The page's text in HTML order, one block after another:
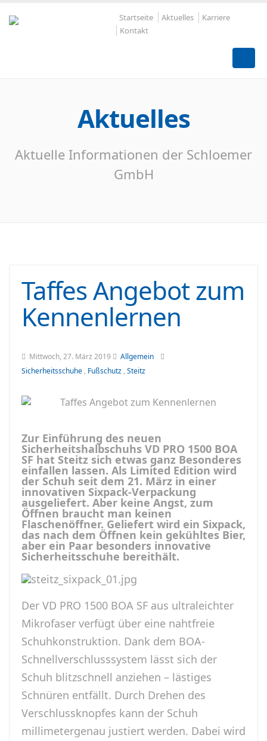
Startseite Aktuelles
Karriere
Kontakt
Aktuelles
Aktuelle Informationen der Schloemer
GmbH
Taffes Angebot zum
Kennenlernen
Mittwoch, 27. März 2019
Allgemein
Sicherheitsschuhe , Fußschutz , Steitz
Zur Einführung des neuen
Sicherheitshalbschuhs VD PRO 1500 BOA
SF hat Steitz sich etwas ganz Besonderes
einfallen lassen. Als Limited Edition wird
der Schuh seit dem 21. März in einer
innovativen Sixpack-Verpackung
ausgeliefert. Aber keine Angst, zum
Öffnen braucht man keinen
Flaschenöffner. Geliefert wird ein Sixpack,
das nach dem Öffnen kein gekühltes Bier,
aber ein Paar besonders innovative
Sicherheitsschuhe bereithält.
Der VD PRO 1500 BOA SF aus ultraleichter
Mikrofaser verfügt über eine nahtfreie
Schuhkonstruktion. Dank dem BOA-
Schnellverschlusssystem lässt sich der
Schuh blitzschnell anziehen – lästiges
Schnüren entfällt. Durch Drehen des
Verschlussknopfes kann der Schuh
millimetergenau justiert werden. Dabei wird